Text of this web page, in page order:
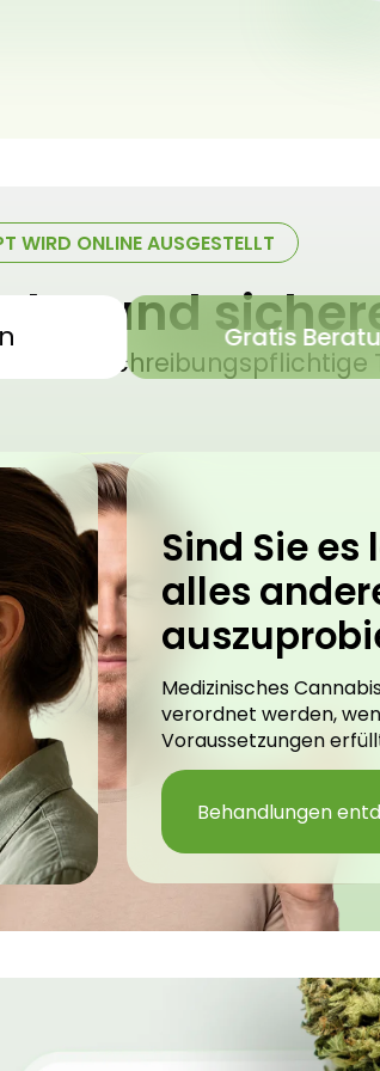
WIRD ONLINE AUSGESTELLT
und
– verschreibungspflichtige
Gratis
Sind Sie es
alles
Medizinisches
verordnet werden,
Voraussetzungen
Behandlungen